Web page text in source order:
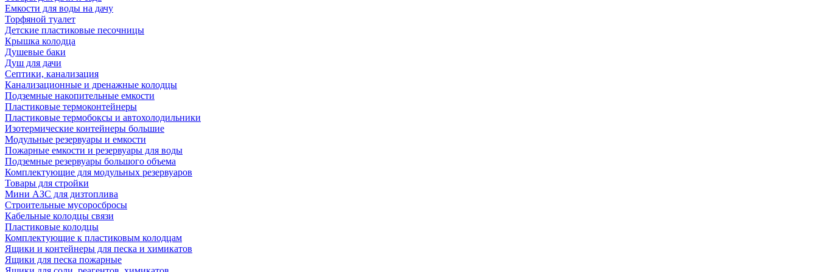
Емкости для воды на дачу
Торфяной туалет
Детские пластиковые песочницы
Крышка колодца
Душевые баки
Душ для дачи
Септики, канализация
Канализационные и дренажные колодцы
Подземные накопительные емкости
Пластиковые термоконтейнеры
Пластиковые термобоксы и автохолодильники
Изотермические контейнеры большие
Модульные резервуары и емкости
Пожарные емкости и резервуары для воды
Подземные резервуары большого объема
Комплектующие для модульных резервуаров
Товары для стройки
Мини АЗС для дизтоплива
Строительные мусоросбросы
Кабельные колодцы связи
Пластиковые колодцы
Комплектующие к пластиковым колодцам
Ящики и контейнеры для песка и химикатов
Ящики для песка пожарные